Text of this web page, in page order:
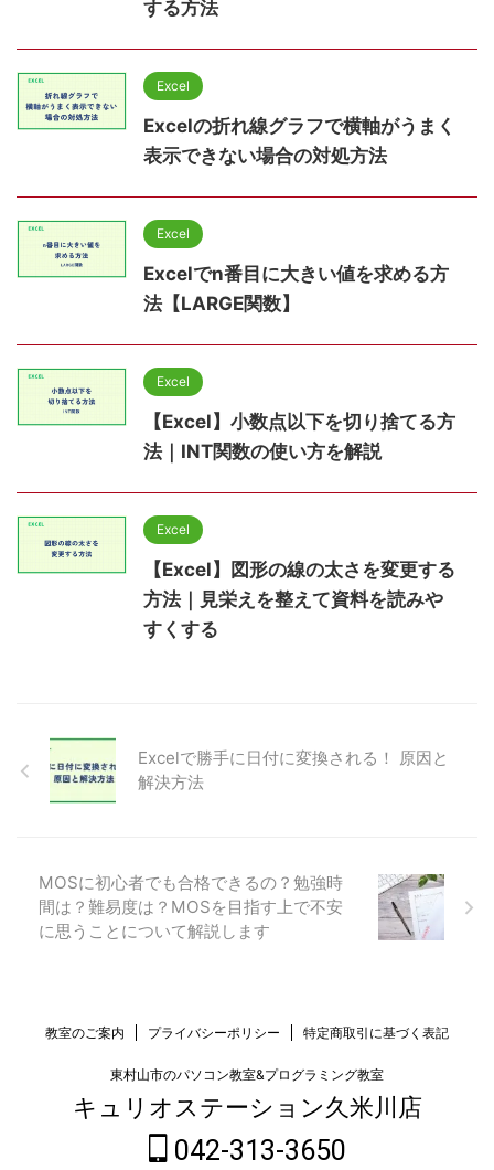
する方法
Excel
Excelの折れ線グラフで横軸がうまく
表示できない場合の対処方法
Excel
Excelでn番目に大きい値を求める方
法【LARGE関数】
Excel
【Excel】小数点以下を切り捨てる方
法｜INT関数の使い方を解説
Excel
【Excel】図形の線の太さを変更する
方法｜見栄えを整えて資料を読みや
すくする
Excelで勝手に日付に変換される！ 原因と
解決方法
MOSに初心者でも合格できるの？勉強時
間は？難易度は？MOSを目指す上で不安
に思うことについて解説します
教室のご案内 プライバシーポリシー 特定商取引に基づく表記
東村山市のパソコン教室&プログラミング教室
キュリオステーション久米川店
042-313-3650